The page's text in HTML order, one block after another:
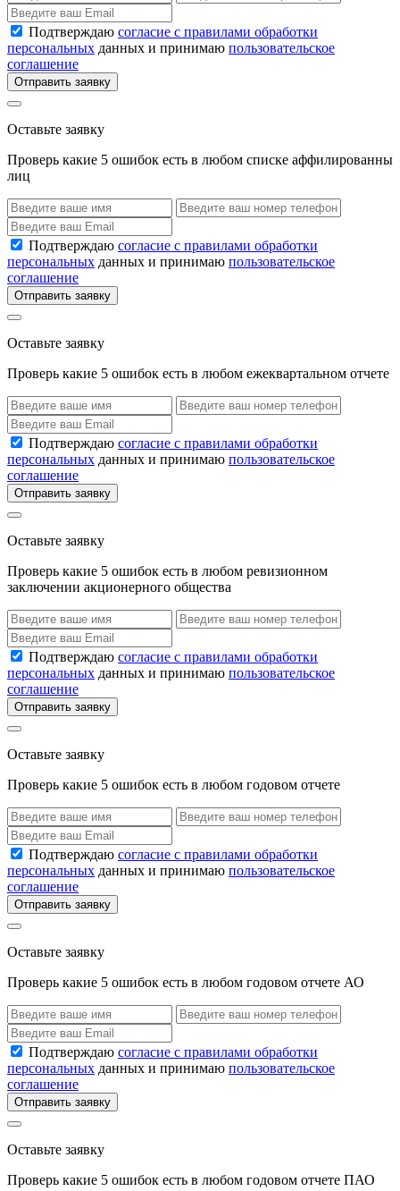
Подтверждаю согласие с правилами обработки
персональных данных и принимаю пользовательское
соглашение
Отправить заявку
Оставьте заявку
Проверь какие 5 ошибок есть в любом списке аффилированны
лиц
Подтверждаю согласие с правилами обработки
персональных данных и принимаю пользовательское
соглашение
Отправить заявку
Оставьте заявку
Проверь какие 5 ошибок есть в любом ежеквартальном отчете
Подтверждаю согласие с правилами обработки
персональных данных и принимаю пользовательское
соглашение
Отправить заявку
Оставьте заявку
Проверь какие 5 ошибок есть в любом ревизионном
заключении акционерного общества
Подтверждаю согласие с правилами обработки
персональных данных и принимаю пользовательское
соглашение
Отправить заявку
Оставьте заявку
Проверь какие 5 ошибок есть в любом годовом отчете
Подтверждаю согласие с правилами обработки
персональных данных и принимаю пользовательское
соглашение
Отправить заявку
Оставьте заявку
Проверь какие 5 ошибок есть в любом годовом отчете АО
Подтверждаю согласие с правилами обработки
персональных данных и принимаю пользовательское
соглашение
Отправить заявку
Оставьте заявку
Проверь какие 5 ошибок есть в любом годовом отчете ПАО